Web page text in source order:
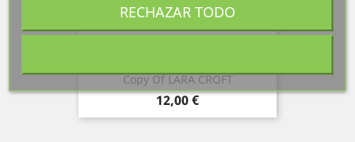
Copy Of LARA CROFT
Precio
12,00 €
RECHAZAR TODO